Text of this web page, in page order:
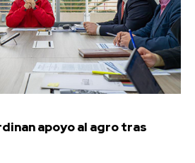
apoyo al agro tras